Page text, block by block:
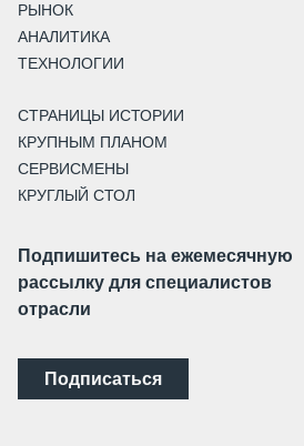
РЫНОК
АНАЛИТИКА
ТЕХНОЛОГИИ
СТРАНИЦЫ ИСТОРИИ
КРУПНЫМ ПЛАНОМ
СЕРВИСМЕНЫ
КРУГЛЫЙ СТОЛ
Подпишитесь на ежемесячную
рассылку для специалистов
отрасли
Подписаться